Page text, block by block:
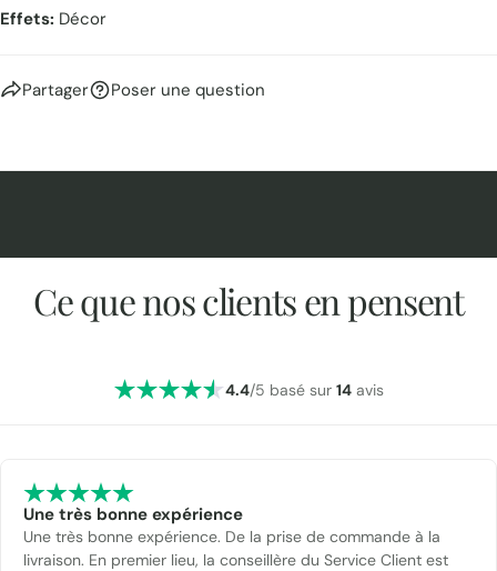
Effets: Décor
Partager Poser une question
Ce que nos clients en pensent
4.4/5 basé sur 14avis
Une très bonne expérience
Une très bonne expérience. De la prise de commande à la
livraison. En premier lieu, la conseillère du Service Client est